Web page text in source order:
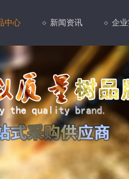
中心 新闻资讯 企